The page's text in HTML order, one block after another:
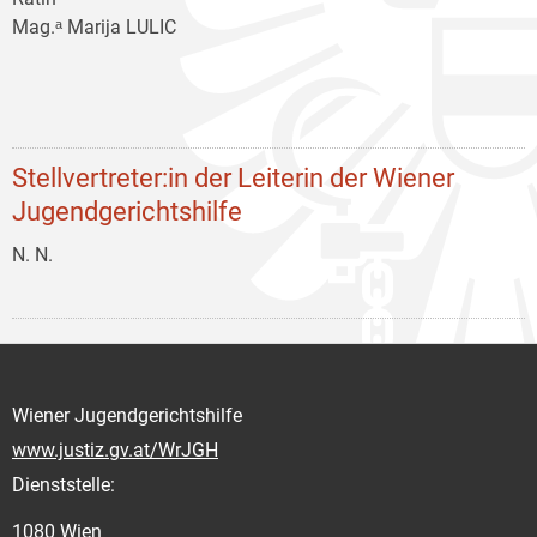
Mag.ᵃ Marija LULIC
Stellvertreter:in der Leiterin der Wiener
Jugendgerichtshilfe
N. N.
Wiener Jugendgerichtshilfe
www.justiz.gv.at/WrJGH
Dienststelle:
1080 Wien